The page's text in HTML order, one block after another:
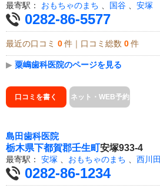
最寄駅： おもちゃのまち 、 国谷 、 安塚
0282-86-5577
最近の口コミ 0 件｜口コミ総数 0 件
▶ 粟嶋歯科医院のページを見る
口コミを書く ネット・WEB予約
島田歯科医院
栃木県下都賀郡壬生町安塚933-4
最寄駅： 安塚 、 おもちゃのまち 、 西川田
0282-86-1234